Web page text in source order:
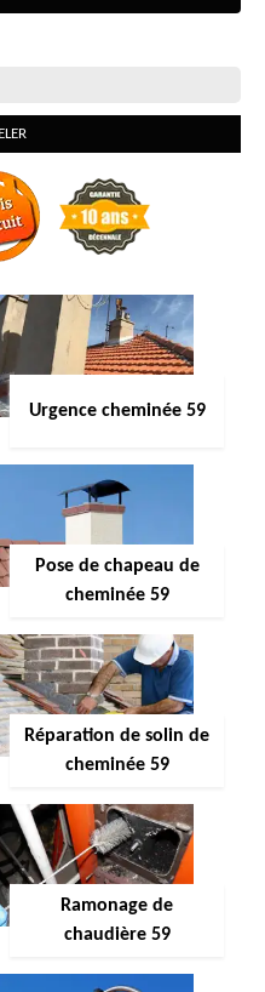
Urgence cheminée 59
Pose de chapeau de
cheminée 59
Réparation de solin de
cheminée 59
Ramonage de
chaudière 59